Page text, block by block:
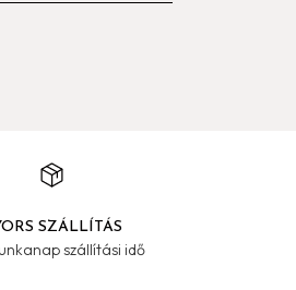
SZÁLLÍTÁS
szállítási idő